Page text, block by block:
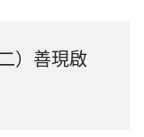
）善現啟